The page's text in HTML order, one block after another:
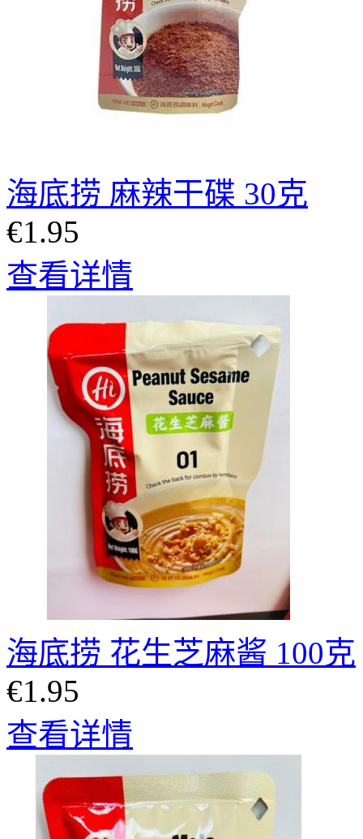
海底捞 麻辣干碟 30克
€1.95
查看详情
海底捞 花生芝麻酱 100克
€1.95
查看详情